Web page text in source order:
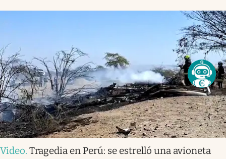
Video. Tragedia en Perú: se estrelló una avioneta